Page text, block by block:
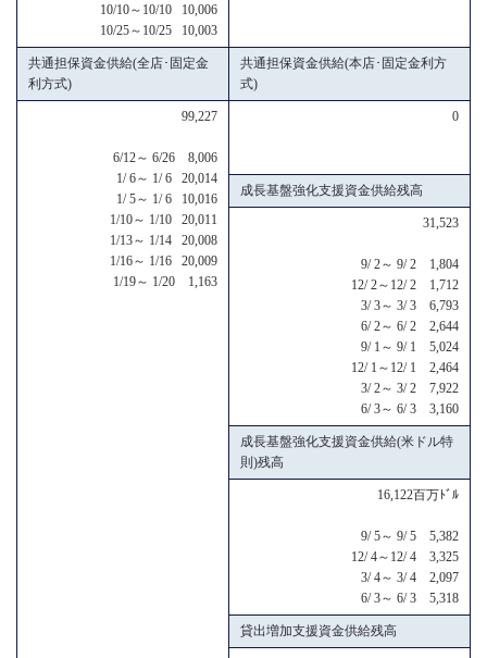
10/10～10/10 10,006
10/25～10/25 10,003
共通担保資金供給(全店･固定金
利方式)
共通担保資金供給(本店･固定金利方
式)
99,227
6/12～ 6/26 8,006
1/ 6～ 1/ 6 20,014
1/ 5～ 1/ 6 10,016
1/10～ 1/10 20,011
1/13～ 1/14 20,008
1/16～ 1/16 20,009
1/19～ 1/20 1,163
0
成長基盤強化支援資金供給残高
31,523
9/ 2～ 9/ 2 1,804
12/ 2～12/ 2 1,712
3/ 3～ 3/ 3 6,793
6/ 2～ 6/ 2 2,644
9/ 1～ 9/ 1 5,024
12/ 1～12/ 1 2,464
3/ 2～ 3/ 2 7,922
6/ 3～ 6/ 3 3,160
成長基盤強化支援資金供給(米ドル特
則)残高
16,122百万ﾄﾞﾙ
9/ 5～ 9/ 5 5,382
12/ 4～12/ 4 3,325
3/ 4～ 3/ 4 2,097
6/ 3～ 6/ 3 5,318
貸出増加支援資金供給残高